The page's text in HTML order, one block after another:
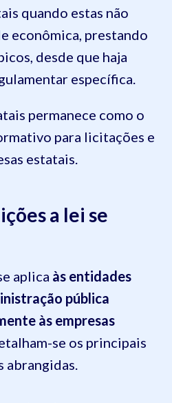
quando estas não
econômica, prestando
desde que haja
específica.
permanece como o
para licitações e
estatais.
a lei se
aplica às entidades
pública
às empresas
se os principais
abrangidas.